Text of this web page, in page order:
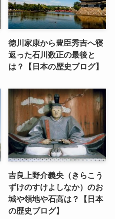
徳川家康から豊臣秀吉へ寝
返った石川数正の最後と
は？【日本の歴史ブログ】
吉良上野介義央（きらこう
ずけのすけよしなか）のお
城や領地や石高は？【日本
の歴史ブログ】